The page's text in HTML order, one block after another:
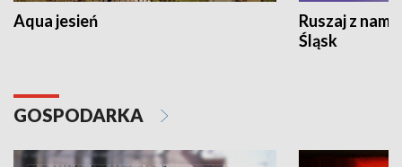
Aqua jesień
Ruszaj z
Śląsk
GOSPODARKA